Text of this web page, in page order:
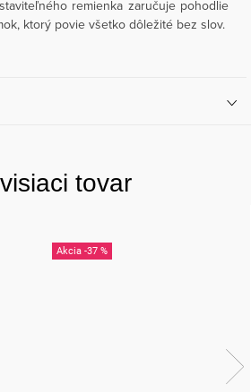
remienka zaručuje pohodlie
ktorý povie všetko dôležité bez slov.
tovar
-37 %